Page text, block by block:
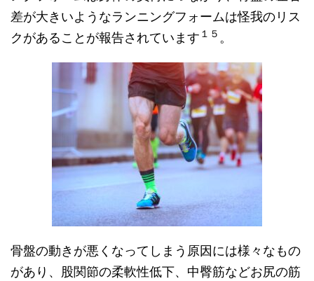
差が大きいようなランニングフォームは怪我のリス
クがあることが報告されています １５ 。
骨盤の動きが悪くなってしまう原因には様々なもの
があり、股関節の柔軟性低下、中臀筋などお尻の筋